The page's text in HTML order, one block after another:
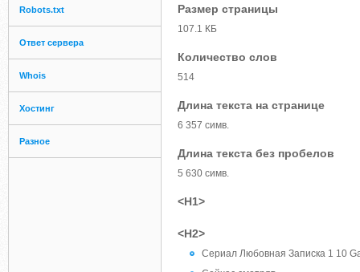
Robots.txt
Ответ сервера
Whois
Хостинг
Разное
Размер страницы
107.1 КБ
Количество слов
514
Длина текста на странице
6 357 симв.
Длина текста без пробелов
5 630 симв.
<H1>
<H2>
Сериал Любовная Записка 1 10